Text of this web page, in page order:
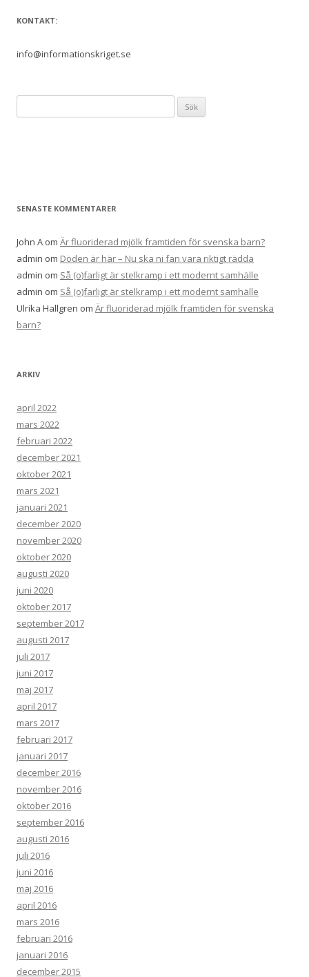
KONTAKT:
info@informationskriget.se
efter:
SENASTE KOMMENTARER
John A om Är fluoriderad mjölk framtiden för svenska barn?
admin om Döden är här – Nu ska ni fan vara riktigt rädda
admin om Så (o)farligt är stelkramp i ett modernt samhälle
admin om Så (o)farligt är stelkramp i ett modernt samhälle
Ulrika Hallgren om Är fluoriderad mjölk framtiden för svenska
barn?
ARKIV
april 2022
mars 2022
februari 2022
december 2021
oktober 2021
mars 2021
januari 2021
december 2020
november 2020
oktober 2020
augusti 2020
juni 2020
oktober 2017
september 2017
augusti 2017
juli 2017
juni 2017
maj 2017
april 2017
mars 2017
februari 2017
januari 2017
december 2016
november 2016
oktober 2016
september 2016
augusti 2016
juli 2016
juni 2016
maj 2016
april 2016
mars 2016
februari 2016
januari 2016
december 2015